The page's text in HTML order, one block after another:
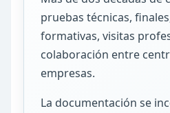
pruebas técnicas,
formativas, visitas
colaboración entre
empresas.
La documentación se